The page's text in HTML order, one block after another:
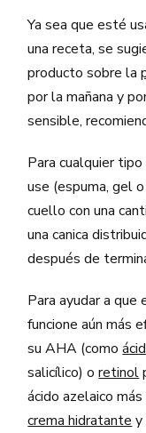
Ya sea que esté
una receta, se
producto sobre la
por la mañana y
sensible,
Para cualquier
use (espuma, gel
cuello con una
una canica
después de
Para ayudar a que
funcione aún más
su AHA (como
salicílico) oretinol
ácido azelaico
crema hidratante